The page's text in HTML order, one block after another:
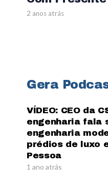
2 anos atrás
Gera
VÍDEO: CEO da
engenharia fala
engenharia
prédios de luxo
Pessoa
1 ano atrás